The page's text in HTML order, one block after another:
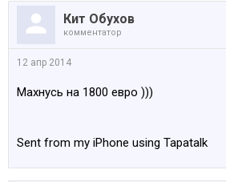
Кит Обухов
комментатор
12 апр 2014
Махнусь на 1800 евро )))
Sent from my iPhone using Tapatalk